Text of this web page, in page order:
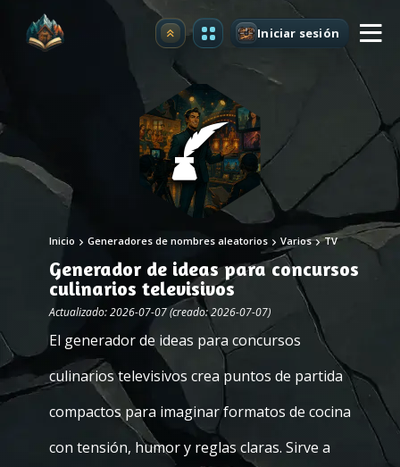
Mejorar Iniciar sesión
Inicio Generadores de nombres aleatorios Varios TV
Generador de ideas para concursos
culinarios televisivos
Actualizado: 2026-07-07 (creado: 2026-07-07)
El generador de ideas para concursos
culinarios televisivos crea puntos de partida
compactos para imaginar formatos de cocina
con tensión, humor y reglas claras. Sirve a